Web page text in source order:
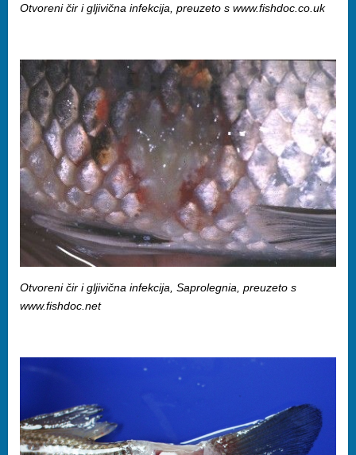
Otvoreni čir i gljivična infekcija, preuzeto s www.fishdoc.co.uk
Otvoreni čir i gljivična infekcija, Saprolegnia, preuzeto s
www.fishdoc.net